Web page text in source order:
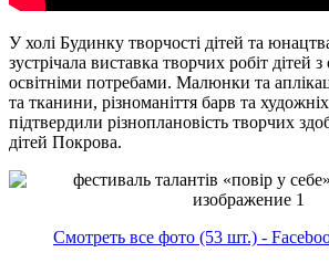
У холі Будинку творчості дітей та
зустрічала виставка творчих робіт дітей
освітніми потребами. Малюнки та
та тканини, різноманіття барв та
підтвердили різноплановість творчих
дітей Покрова.
Смотреть все фото (53 шт.) -